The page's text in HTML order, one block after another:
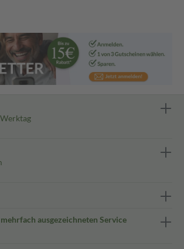
ausgezeichneten Service